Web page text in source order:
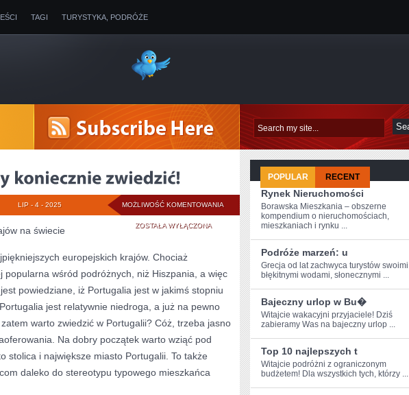
TAGI TURYSTYKA, PODRÓŻE
MOŻLIWOŚĆ KOMENTOWANIA MIEJSCA,
KTÓRA
NALEŻY
KONIECZNIE
ZWIEDZIĆ!
ZOSTAŁA WYŁĄCZONA
LIP - 4 - 2025
na świecie
europejskich krajów. Chociaż
wśród podróżnych, niż Hiszpania, a więc
powiedziane, iż Portugalia jest w jakimś stopniu
jest relatywnie niedroga, a już na pewno
warto zwiedzić w Portugalii? Cóż, trzeba jasno
Na dobry początek warto wziąć pod
stolica i największe miasto Portugalii. To także
daleko do stereotypu typowego mieszkańca
POPULAR RECENT
Rynek Nieruchomości
Borawska Mieszkania – obszerne
kompendium o nieruchomościach,
mieszkaniach i rynku ...
Podróże marzeń: u
Grecja od ⁣lat zachwyca turystów swoimi
błękitnymi wodami, słonecznymi ...
Bajeczny urlop w Bu�
Witajcie wakacyjni przyjaciele! Dziś​
zabieramy Was na bajeczny urlop ...
Top 10 najlepszych t
Witajcie podróżni z ograniczonym
budżetem!‌ Dla wszystkich tych, którzy ...